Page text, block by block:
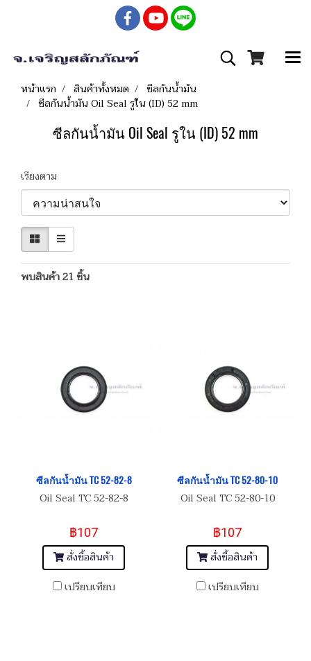
หน้าแรก สินค้าทั้งหมด
ซีลกันน้ำมัน
ซีลกันน้ำมัน Oil Seal รูใน (ID) 52 mm
ซีลกันน้ำมัน Oil Seal รูใน (ID) 52 mm
เรียงตาม
พบสินค้า 21 ชิ้น
ซีลกันน้ำมัน TC 52-82-8
Oil Seal TC 52-82-8
฿107
สั่งซื้อสินค้า
เปรียบเทียบ
ซีลกันน้ำมัน TC 52-80-10
Oil Seal TC 52-80-10
฿107
สั่งซื้อสินค้า
เปรียบเทียบ